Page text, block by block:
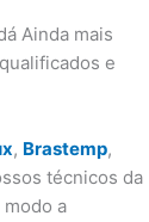
Ainda mais
e
, Brastemp,
técnicos da
a